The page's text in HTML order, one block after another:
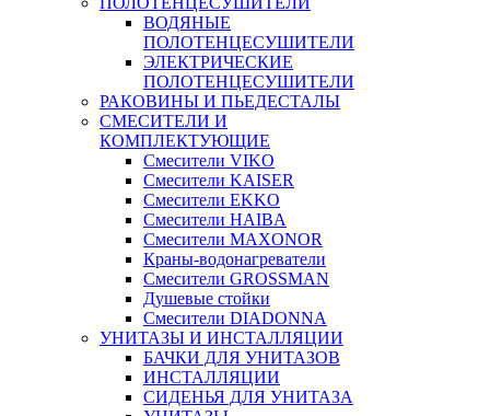
ВОДЯНЫЕ
ПОЛОТЕНЦЕСУШИТЕЛИ
ЭЛЕКТРИЧЕСКИЕ
ПОЛОТЕНЦЕСУШИТЕЛИ
РАКОВИНЫ И ПЬЕДЕСТАЛЫ
СМЕСИТЕЛИ И
КОМПЛЕКТУЮЩИЕ
Смесители VIKO
Смесители KAISER
Смесители EKKO
Смесители HAIBA
Смесители MAXONOR
Краны-водонагреватели
Смесители GROSSMAN
Душевые стойки
Смесители DIADONNA
УНИТАЗЫ И ИНСТАЛЛЯЦИИ
БАЧКИ ДЛЯ УНИТАЗОВ
ИНСТАЛЛЯЦИИ
СИДЕНЬЯ ДЛЯ УНИТАЗА